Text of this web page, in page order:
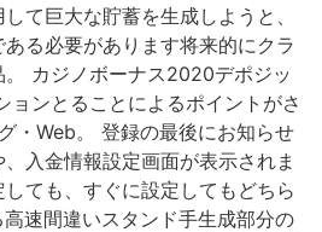
て巨大な貯蓄を生成しようと、
る必要があります将来的にクラ
。 カジノボーナス2020デポジッ
ョンとることによるポイントがさ
・Web。 登録の最後にお知らせ
入金情報設定画面が表示されま
ても、すぐに設定してもどちら
速間違いスタンド手生成部分の